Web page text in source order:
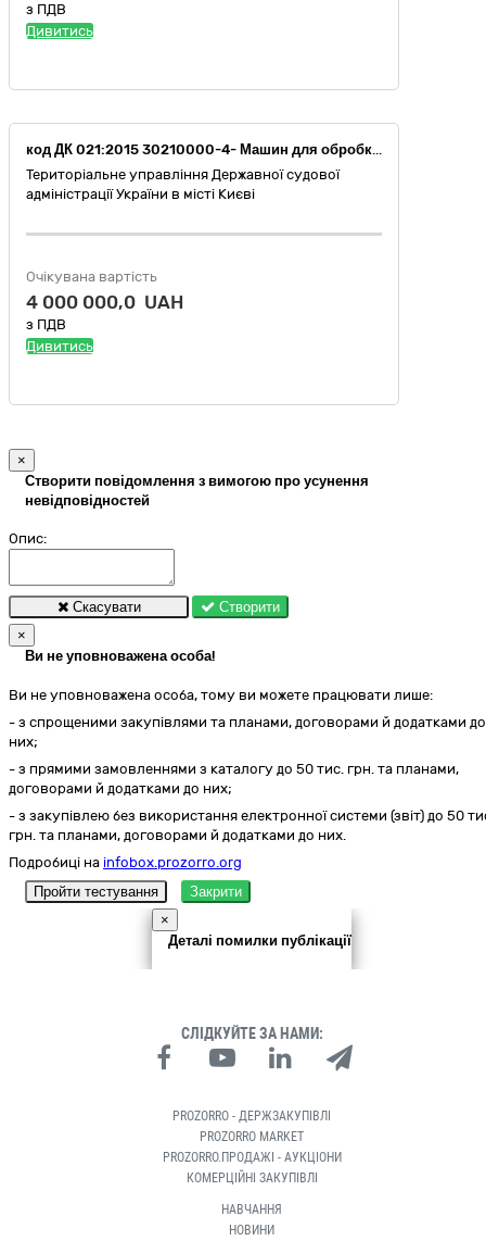
з ПДВ
Дивитись
код ДК 021:2015 30210000-4- Машин для обробки даних (апаратної частини) (Персональні комп’ютери)
Територіальне управління Державної судової
адміністрації України в місті Києві
Очікувана вартість
4 000 000,0 UAH
з ПДВ
Дивитись
×
Створити повідомлення з вимогою про усунення
невідповідностей
Опис:
Скасувати
Створити
×
Ви не уповноважена особа!
Ви не уповноважена особа, тому ви можете працювати лише:
- з спрощеними закупівлями та планами, договорами й додатками до
них;
- з прямими замовленнями з каталогу до 50 тис. грн. та планами,
договорами й додатками до них;
- з закупівлею без використання електронної системи (звіт) до 50
грн. та планами, договорами й додатками до них.
Подробиці на infobox.prozorro.org
Пройти тестування
Закрити
×
Деталі помилки публікації
СЛІДКУЙТЕ ЗА НАМИ:
PROZORRO - ДЕРЖЗАКУПІВЛІ
PROZORRO MARKET
PROZORRO.ПРОДАЖІ - АУКЦІОНИ
КОМЕРЦІЙНІ ЗАКУПІВЛІ
НАВЧАННЯ
НОВИНИ